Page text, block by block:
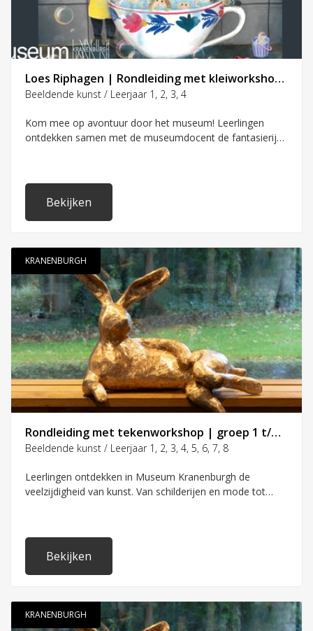
Loes Riphagen | Rondleiding met kleiworkshop | groep 1 t/m 4
Beeldende kunst / Leerjaar 1, 2, 3, 4
Kom mee op avontuur door het museum! Leerlingen
ontdekken samen met de museumdocent de fantasierijke
en Het Kabouterboek. Ze gebruiken hun hele lichaam om
kunst te ervaren, van neus tot voeten en sluiten af met
een creatieve maakopdracht.
Bekijken
KRANENBURGH
Rondleiding met tekenworkshop | groep 1 t/m 8
Beeldende kunst / Leerjaar 1, 2, 3, 4, 5, 6, 7, 8
Leerlingen ontdekken in Museum Kranenburgh de
veelzijdigheid van kunst. Van schilderijen en mode tot
lichaam om kunst te ervaren, van neus tot voeten. Door
middel van interactieve doe-opdrachten leren ze wat
kunst allemaal kan zijn en wat je er zelf in kunt ontdekken.
Na de rondleiding volgen zij een tekenworkshop maak je
Bekijken
KRANENBURGH